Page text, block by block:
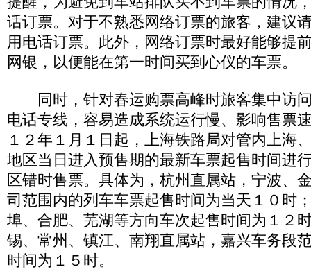
话订票。对于不熟悉网络订票的旅客，建议
用电话订票。此外，网络订票时最好能够提
网银，以便能在第一时间买到心仪的车票。
同时，针对春运购票高峰时旅客集中访
电话专线，容易造成系统运行慢、影响售票
１２年１月１日起，上海铁路局对管内上海
地区当日进入预售期的最新车票起售时间进
区错时售票。具体为，杭州直属站，宁波、
司范围内的列车车票起售时间为当天１０时
埠、合肥、芜湖等方向车次起售时间为１２
锡、常州、镇江、南翔直属站，嘉兴车务段
时间为１５时。